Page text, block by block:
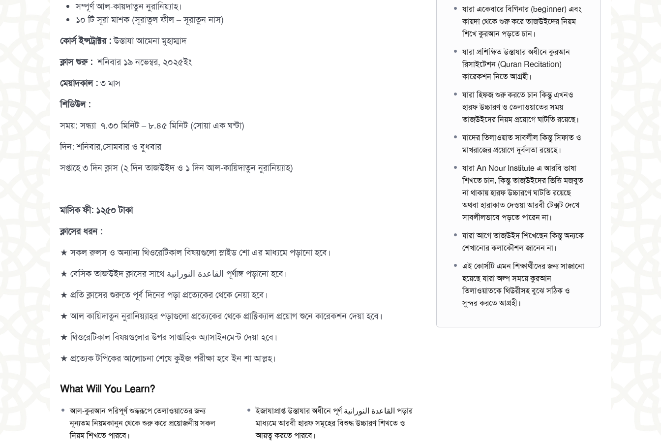
সম্পূর্ণ আল-কায়দাতুন নুরানিয়্যাহ।
১০ টি সূরা মাশক (সূরাতুল ফীল – সূরাতুন নাস)
কোর্স ইন্সট্রাক্টর :উস্তাযা আমেনা মুহাম্মাদ
ক্লাস শুরু : শনিবার ১৯ নভেম্বর, ২০২৫ইং
মেয়াদকাল : ৩ মাস
শিডিউল :
সময়: সন্ধ্যা ৭.৩০ মিনিট – ৮.৪৫ মিনিট (সোয়া এক ঘন্টা)
দিন: শনিবার,সোমবার ও বুধবার
সপ্তাহে ৩ দিন ক্লাস (২ দিন তাজউইদ ও ১ দিন আল-কায়িদাতুন নুরানিয়্যাহ)
মাসিক ফী: ১২৫০ টাকা
ক্লাসের ধরন :
★ সকল রুলস ও অন্যান্য থিওরেটিকাল বিষয়গুলো স্লাইড শো এর মাধ্যমে পড়ানো হবে।
★ বেসিক তাজউইদ ক্লাসের সাথে القاعدة النورانية পূর্ণাঙ্গ পড়ানো হবে।
★ প্রতি ক্লাসের শুরুতে পূর্ব দিনের পড়া প্রত্যেকের থেকে নেয়া হবে।
★ আল কায়িদাতুন নুরানিয়্যাহর পড়াগুলো প্রত্যেকের থেকে প্রাক্টিক্যাল প্রয়োগ শুনে কারেকশন দেয়া হবে।
★ থিওরেটিকাল বিষয়গুলোর উপর সাপ্তাহিক অ্যাসাইনমেন্ট দেয়া হবে।
★ প্রত্যেক টপিকের আলোচনা শেষে কুইজ পরীক্ষা হবে ইন শা আল্লহ।
What Will You Learn?
আল-কুরআন পরিপূর্ণ শুদ্ধরূপে তেলাওয়াতের জন্য
নূন্যতম নিয়মকানুন থেকে শুরু করে প্রয়োজনীয় সকল
নিয়ম শিখতে পারবে।
ইজাযাপ্রাপ্ত উস্তাযার অধীনে পূর্ণ القاعدة النورانية পড়ার
মাধ্যমে আরবী হারফ সমূহের বিশুদ্ধ উচ্চারণ শিখতে ও
আয়ত্ব করতে পারবে।
যারা একেবারে বিগিনার (beginner) এবং
কায়দা থেকে শুরু করে তাজউইদের নিয়ম
শিখে কুরআন পড়তে চান।
যারা প্রশিক্ষিত উস্তাযার অধীনে কুরআন
রিসাইটেশন (Quran Recitation)
কারেকশন নিতে আগ্রহী।
যারা হিফজ শুরু করতে চান কিন্তু এখনও
হারফ উচ্চারণ ও তেলাওয়াতের সময়
তাজউইদের নিয়ম প্রয়োগে ঘাটতি রয়েছে।
যাদের তিলাওয়াত সাবলীল কিন্তু সিফাত ও
মাখরাজের প্রয়োগে দুর্বলতা রয়েছে।
যারা An Nour Institute এ আরবি ভাষা
শিখতে চান, কিন্তু তাজউইদের ভিত্তি মজবুত
না থাকায় হারফ উচ্চারণে ঘাটতি রয়েছে
অথবা হারাকাত দেওয়া আরবী টেক্সট দেখে
সাবলীলভাবে পড়তে পারেন না।
যারা আগে তাজউইদ শিখেছেন কিন্তু অন্যকে
শেখানোর কলাকৌশল জানেন না।
এই কোর্সটি এমন শিক্ষার্থীদের জন্য সাজানো
হয়েছে যারা অল্প সময়ে কুরআন
তিলাওয়াতকে থিউরীসহ বুঝে সঠিক ও
সুন্দর করতে আগ্রহী।